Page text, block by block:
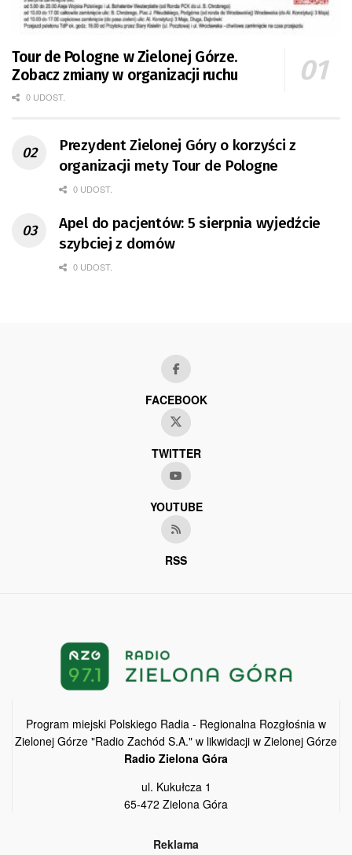
Tour de Pologne w Zielonej Górze.
Zobacz zmiany w organizacji ruchu
0 UDOST.
Prezydent Zielonej Góry o korzyści z
organizacji mety Tour de Pologne
0 UDOST.
Apel do pacjentów: 5 sierpnia wyjedźcie
szybciej z domów
0 UDOST.
FACEBOOK
TWITTER
YOUTUBE
RSS
Program miejski Polskiego Radia - Regionalna Rozgłośnia w
Zielonej Górze "Radio Zachód S.A." w likwidacji w Zielonej Górze
Radio Zielona Góra
ul. Kukułcza 1
65-472 Zielona Góra
Reklama